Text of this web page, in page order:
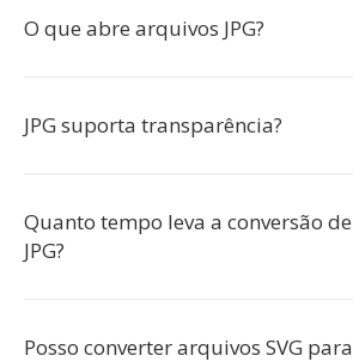
O que abre arquivos JPG?
JPG suporta transparência?
Quanto tempo leva a conversão de
JPG?
Posso converter arquivos SVG para